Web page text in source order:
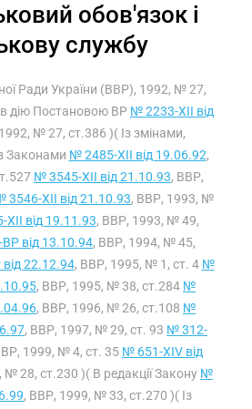
обов'язок і
службу
Ради України (ВВР), 1992, № 27,
дію Постановою ВР № 2233-XII від
№ 27, ст.386 )( Із змінами,
Законами № 2485-XII від 19.06.92,
№ 3545-XII від 21.10.93, ВВР,
3546-XII від 21.10.93, ВВР, 1993, №
від 19.11.93, ВВР, 1993, № 49,
від 13.10.94, ВВР, 1994, № 45,
22.12.94, ВВР, 1995, № 1, ст. 4 №
, ВВР, 1995, № 38, ст.284 №
, ВВР, 1996, № 26, ст.108 №
, ВВР, 1997, № 29, ст. 93 № 312-
1999, № 4, ст. 35 № 651-XIV від
№ 28, ст.230 )( В редакції Закону №
, ВВР, 1999, № 33, ст.270 )( Із